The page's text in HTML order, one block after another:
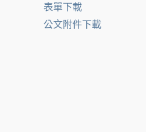
表單下載
公文附件下載